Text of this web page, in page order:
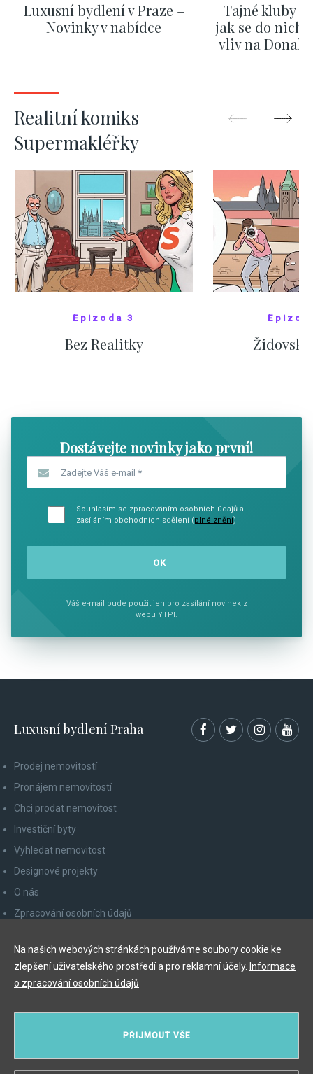
Luxusní bydlení v Praze –
Novinky v nabídce
Tajné kluby
jak se do nich
vliv na
Realitní komiks
Supermakléřky
Epizoda 3
Bez Realitky
Dostávejte novinky jako první!
Souhlasím se zpracováním osobních údajů a
zasíláním obchodních sdělení (plné znění)
Váš e-mail bude použit jen pro zasílání novinek z
webu YTPI.
Luxusní bydlení Praha
Prodej nemovitostí
Pronájem nemovitostí
Chci prodat nemovitost
Investiční byty
Vyhledat nemovitost
Designové projekty
O nás
Zpracování osobních údajů
Odhlášení z newsletteru
Myslíková 245/3, 110 00 Praha 1
PŘIJMOUT VŠE
Na našich webových stránkách používáme soubory cookie ke
zlepšení uživatelského prostředí a pro reklamní účely. Informace
o zpracování osobních údajů